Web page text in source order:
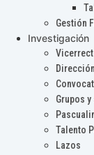
Gestión
Investigación
Grupos
Talento
Lazos